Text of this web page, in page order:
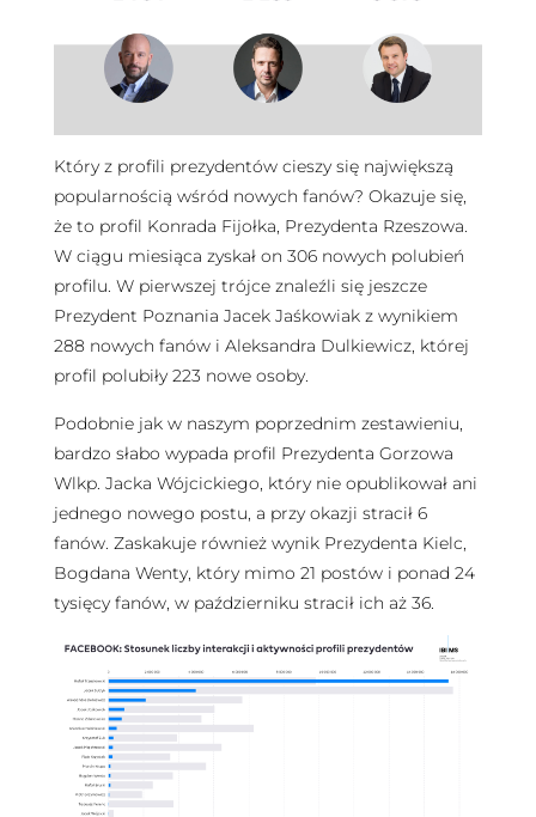
Który z profili prezydentów cieszy się największą
popularnością wśród nowych fanów? Okazuje się,
że to profil Konrada Fijołka, Prezydenta Rzeszowa.
W ciągu miesiąca zyskał on 306 nowych polubień
profilu. W pierwszej trójce znaleźli się jeszcze
Prezydent Poznania Jacek Jaśkowiak z wynikiem
288 nowych fanów i Aleksandra Dulkiewicz, której
profil polubiły 223 nowe osoby.
Podobnie jak w naszym poprzednim zestawieniu,
bardzo słabo wypada profil Prezydenta Gorzowa
Wlkp. Jacka Wójcickiego, który nie opublikował ani
jednego nowego postu, a przy okazji stracił 6
fanów. Zaskakuje również wynik Prezydenta Kielc,
Bogdana Wenty, który mimo 21 postów i ponad 24
tysięcy fanów, w październiku stracił ich aż 36.